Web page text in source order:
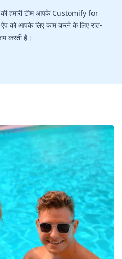
की हमारी टीम आपके Customify for
आपके लिए काम करने के लिए रात-
करती है।